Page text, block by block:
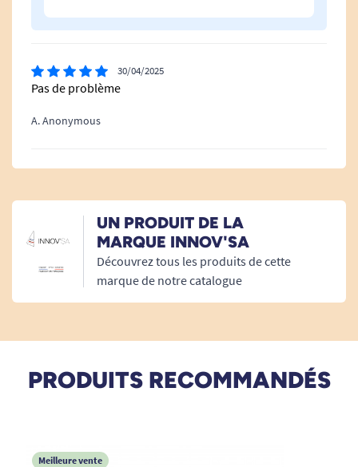
Le fauteuil électrique Elysée.
30/04/2025
Pas de problème
A. Anonymous
UN PRODUIT DE LA
MARQUE INNOV'SA
Découvrez tous les produits de cette
marque de notre catalogue
PRODUITS RECOMMANDÉS
Meilleure vente